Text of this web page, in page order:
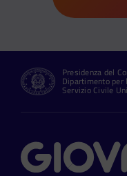
Presidenza del
Dipartimento per
Servizio Civile
Contatti